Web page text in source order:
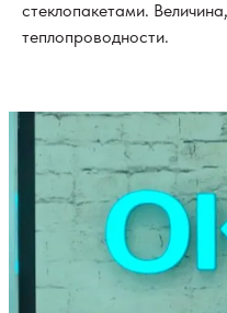
стеклопакетами.
теплопроводности.